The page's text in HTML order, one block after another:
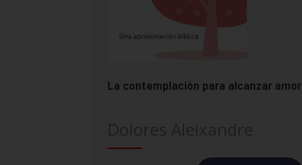
La contemplación para alcanzar amor